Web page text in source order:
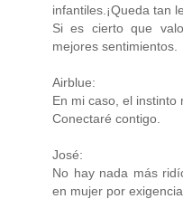
infantiles.¡Queda tan
Si es cierto que
mejores sentimientos.
Airblue:
En mi caso, el instinto
Conectaré contigo.
José:
No hay nada más
en mujer por